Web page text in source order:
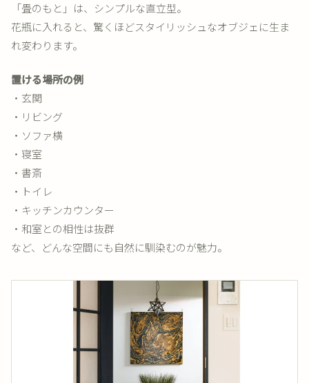
「畳のもと」は、シンプルな直立型。
花瓶に入れると、驚くほどスタイリッシュなオブジェに生ま
れ変わります。
置ける場所の例
・玄関
・リビング
・ソファ横
・寝室
・書斎
・トイレ
・キッチンカウンター
・和室との相性は抜群
など、どんな空間にも自然に馴染むのが魅力。